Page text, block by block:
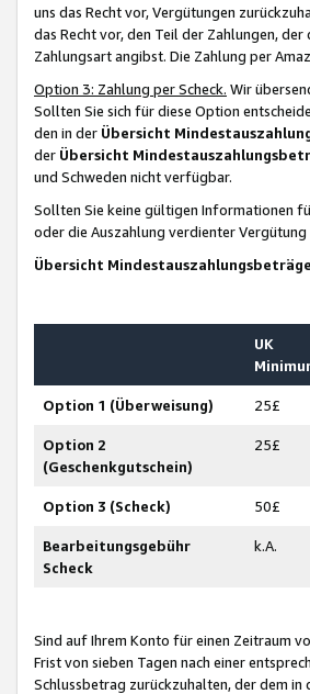
uns das Recht vor, Vergütungen
das Recht vor, den Teil der Zahlungen,
Zahlungsart angibst. Die Zahlung per
Option 3: Zahlung per Scheck. Wir
Sollten Sie sich für diese Option
den in der Übersicht
der Übersicht
und Schweden nicht verfügbar.
Sollten Sie keine gültigen Informationen
oder die Auszahlung verdienter
Übersicht Mindestauszahlungsbeträge
UK
Option 1 (Überweisung) 25£
Option 2
(Geschenkgutschein)
25£
Option 3 (Scheck) 50£
Bearbeitungsgebühr
Scheck
k.A.
Sind auf Ihrem Konto für einen Zeitraum
Frist von sieben Tagen nach einer
Schlussbetrag zurückzuhalten, der dem